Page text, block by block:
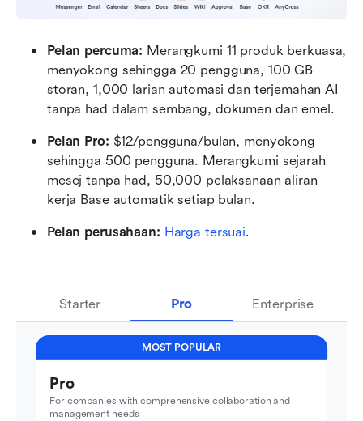
Pelan percuma: Merangkumi 11 produk berkuasa,
menyokong sehingga 20 pengguna, 100 GB
storan, 1,000 larian automasi dan terjemahan AI
tanpa had dalam sembang, dokumen dan emel.
Pelan Pro: $12/pengguna/bulan, menyokong
sehingga 500 pengguna. Merangkumi sejarah
mesej tanpa had, 50,000 pelaksanaan aliran
kerja Base automatik setiap bulan.
Pelan perusahaan: Harga tersuai.
Starter Pro Enterprise
MOST POPULAR
Pro
For companies with comprehensive collaboration and
management needs